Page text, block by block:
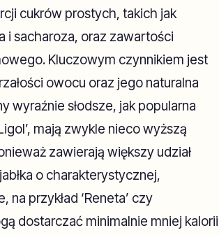
cukrów prostych, takich jak
i sacharoza, oraz zawartości
Kluczowym czynnikiem jest
owocu oraz jego naturalna
wyraźnie słodsze, jak popularna
mają zwykle nieco wyższą
zawierają większy udział
o charakterystycznej,
na przykład ‘Reneta’ czy
dostarczać minimalnie mniej kalorii